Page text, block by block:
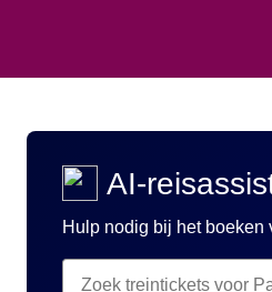
AI-
Hulp nodig bij het boeken